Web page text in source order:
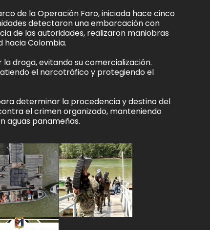
de la Operación Faro, iniciada hace cinco
detectaron una embarcación con
de las autoridades, realizaron maniobras
hacia Colombia.
droga, evitando su comercialización.
el narcotráfico y protegiendo el
determinar la procedencia y destino del
el crimen organizado, manteniendo
aguas panameñas.